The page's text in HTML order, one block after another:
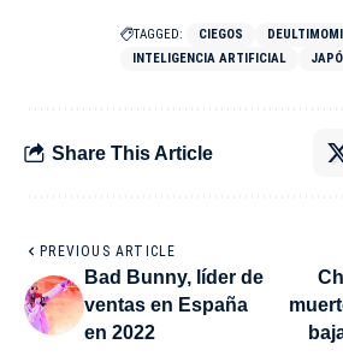
TAGGED: CIEGOS
INTELIGENCIA ARTIFICIAL
Share This Article
PREVIOUS ARTICLE
Bad Bunny, líder de
ventas en España
en 2022